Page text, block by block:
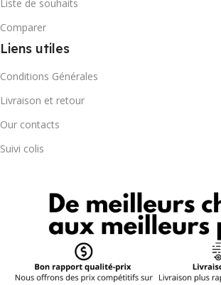
Liste de souhaits
Comparer
Liens utiles
Conditions Générales
Livraison et retour
Our contacts
Suivi colis